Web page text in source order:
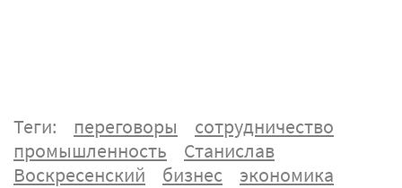
Теги: переговоры
сотрудничество
промышленность
Станислав
Воскресенский
бизнес экономика